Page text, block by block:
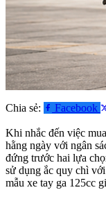
Chia sẻ: Facebook
Khi nhắc đến việc
hằng ngày với ngân
đứng trước hai lựa
sử dụng ắc quy chì
mẫu xe tay ga 125cc